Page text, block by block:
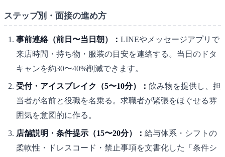
ステップ別・面接の進め方
事前連絡（前日〜当日朝）： LINEやメッセージアプリで
来店時間・持ち物・服装の目安を連絡する。当日のドタ
キャンを約30〜40%削減できます。
受付・アイスブレイク（5〜10分）： 飲み物を提供し、担
当者が名前と役職を名乗る。求職者が緊張をほぐせる雰
囲気を意図的に作る。
店舗説明・条件提示（15〜20分）： 給与体系・シフトの
柔軟性・ドレスコード・禁止事項を文書化した「条件シ